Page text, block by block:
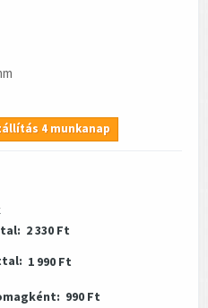
4 munkanap
2 330 Ft
1 990 Ft
990 Ft